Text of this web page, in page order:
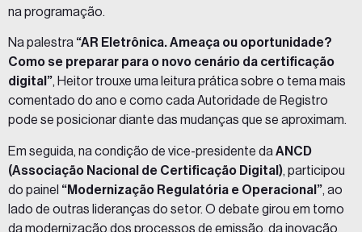
na programação.
Na palestra “AR Eletrônica. Ameaça ou oportunidade?
Como se preparar para o novo cenário da certificação
digital”, Heitor trouxe uma leitura prática sobre o tema mais
comentado do ano e como cada Autoridade de Registro
pode se posicionar diante das mudanças que se aproximam.
Em seguida, na condição de vice-presidente daANCD
(Associação Nacional de Certificação Digital), participou
do painel “Modernização Regulatória e Operacional”, ao
lado de outras lideranças do setor. O debate girou em torno
da modernização dos processos de emissão, da inovação